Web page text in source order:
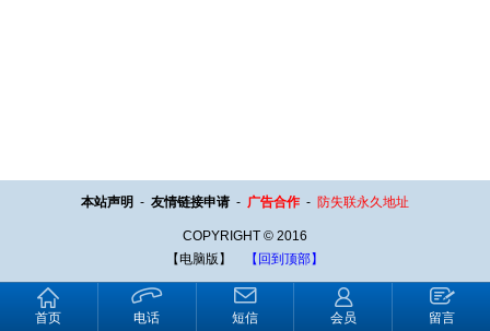
本站声明 - 友情链接申请 - 广告合作 - 防失联永久地址
COPYRIGHT © 2016
【电脑版】
【回到顶部】
首页 电话 短信 会员 留言